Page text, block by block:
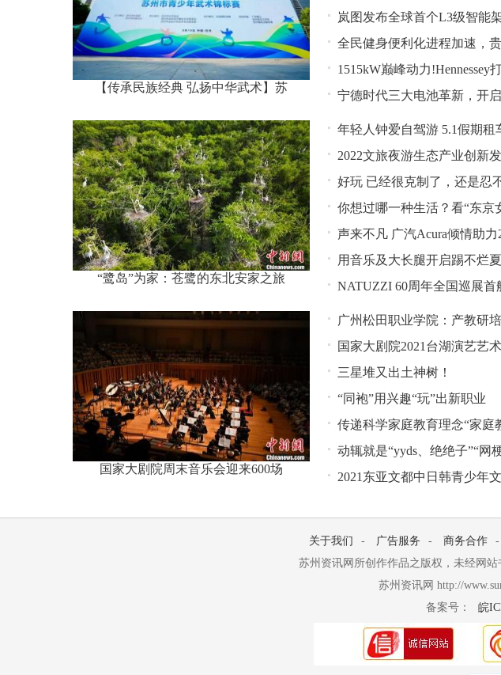
【传承民族经典 弘扬中华武术】苏
岚图发布全球首个L3级智能
全民健身便利化进程加速，
1515kW巅峰动力!Hennessey
宁德时代三大电池革新，开
“鹭岛”为家：苍鹭的东北安家之旅
年轻人钟爱自驾游 5.1假期租
2022文旅夜游生态产业创新
好玩 已经很克制了，还是忍
你想过哪一种生活？看“东京
声来不凡 广汽Acura倾情助
用音乐及大长腿开启踢不烂
NATUZZI 60周年全国巡展首
国家大剧院周末音乐会迎来600场
广州松田职业学院：产教研
式
国家大剧院2021台湖演艺艺
三星堆又出土神树！
“同袍”用兴趣“玩”出新职业
传递科学家庭教育理念“家庭
动辄就是“yyds、绝绝子”“网
2021东亚文都中日韩青少年
关于我们 - 广告服务 - 商务合作 -
苏州资讯网所创作作品之版权，未经网
苏州资讯网 http://
备案号：
皖